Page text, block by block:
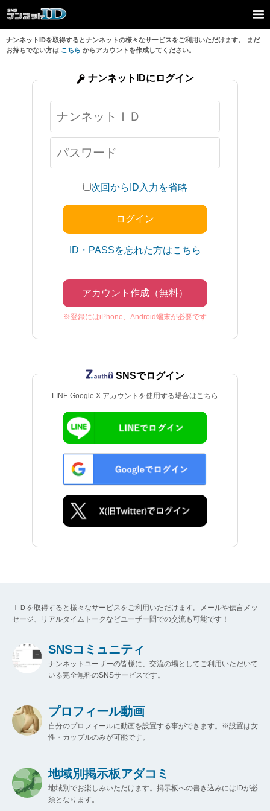
ナンネットIDを取得するとナンネットの様々なサービスをご利用いただけます。 まだ
お持ちでない方は こちら からアカウントを作成してください。
次回からID入力を省略
ID・PASSを忘れた方はこちら
アカウント作成（無料）
※登録にはiPhone、Android端末が必要です
ナンネットIDにログイン
LINE Google X アカウントを使用する場合はこちら
SNSでログイン
ＩＤを取得すると様々なサービスをご利用いただけます。メールや伝言メッ
セージ、リアルタイムトークなどユーザー間での交流も可能です！
SNSコミュニティ
ナンネットユーザーの皆様に、交流の場としてご利用いただいて
いる完全無料のSNSサービスです。
プロフィール動画
自分のプロフィールに動画を設置する事ができます。※設置は女
性・カップルのみが可能です。
地域別掲示板アダコミ
地域別でお楽しみいただけます。掲示板への書き込みにはIDが必
須となります。